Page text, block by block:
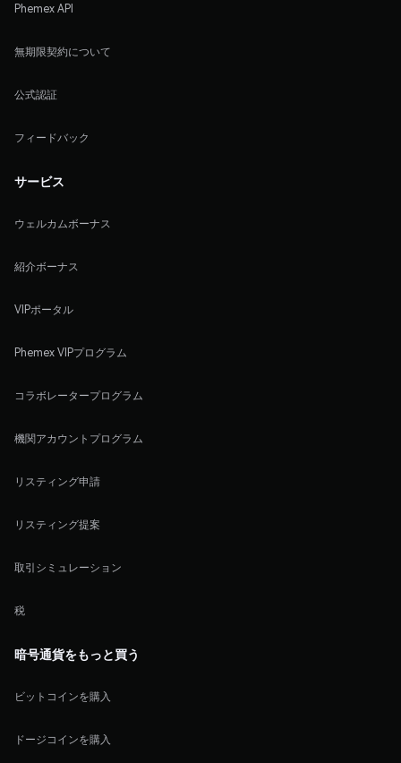
Phemex API
無期限契約について
公式認証
フィードバック
サービス
ウェルカムボーナス
紹介ボーナス
VIPポータル
Phemex VIPプログラム
コラボレータープログラム
機関アカウントプログラム
リスティング申請
リスティング提案
取引シミュレーション
税
暗号通貨をもっと買う
ビットコインを購入
ドージコインを購入